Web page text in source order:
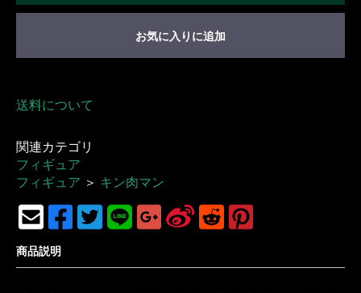
お気に入りに追加
送料について
関連カテゴリ
フィギュア
フィギュア ＞ キン肉マン
商品説明